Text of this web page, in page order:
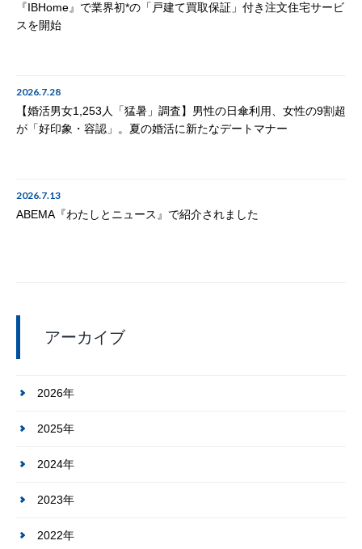
『IBHome』で業界初*の「戸建て買取保証」付き注文住宅サービ
スを開始
2026.7.28
【婚活男女1,253人「猛暑」調査】男性の日傘利用、女性の9割超
が「好印象・容認」。夏の婚活に新たなデートマナー
2026.7.13
ABEMA『わたしとニュース』で紹介されました
アーカイブ
2026年
2025年
2024年
2023年
2022年